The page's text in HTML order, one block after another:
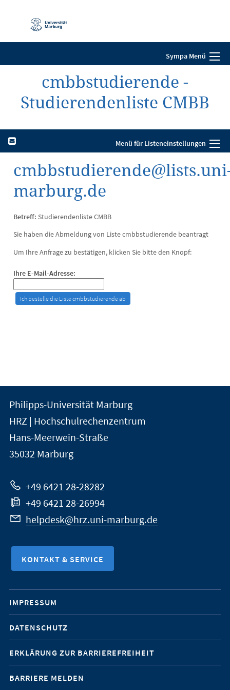
Navigation
Sympa Menü
cmbbstudierende -
Studierendenliste CMBB
Menü für Listeneinstellungen
marburg.de
Betreff: Studierendenliste CMBB
Sie haben die Abmeldung von Liste cmbbstudierende beantragt
Um Ihre Anfrage zu bestätigen, klicken Sie bitte den Knopf:
Ihre E-Mail-Adresse:
Kontakt
und
Informationen
zur
Website
der
Universität
Marburg
Philipps-Universität Marburg
HRZ | Hochschulrechenzentrum
Hans-Meerwein-Straße
35032 Marburg
+49 6421 28-28282
+49 6421 28-26994
helpdesk@hrz.uni-marburg.de
KONTAKT & SERVICE
Mobile-
Service-
Navigation
IMPRESSUM
DATENSCHUTZ
ERKLÄRUNG ZUR BARRIEREFREIHEIT
BARRIERE MELDEN